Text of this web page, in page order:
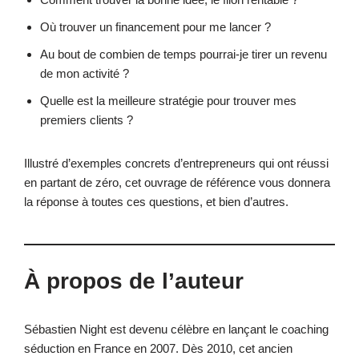
Où trouver un financement pour me lancer ?
Au bout de combien de temps pourrai-je tirer un revenu
de mon activité ?
Quelle est la meilleure stratégie pour trouver mes
premiers clients ?
Illustré d’exemples concrets d’entrepreneurs qui ont réussi
en partant de zéro, cet ouvrage de référence vous donnera
la réponse à toutes ces questions, et bien d’autres.
À propos de l’auteur
Sébastien Night est devenu célèbre en lançant le coaching
séduction en France en 2007. Dès 2010, cet ancien